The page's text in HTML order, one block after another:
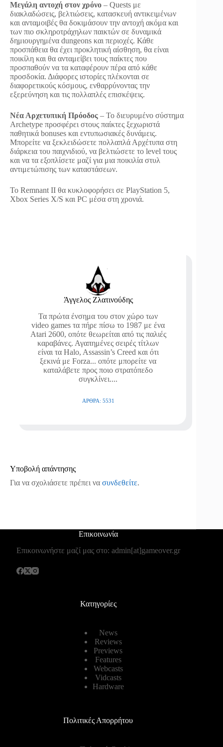
Μεγάλη αντοχή στον χρόνο – Quests με
διακλαδώσεις, βελτιώσεις, κατασκευή αντικειμένων
και ανταμοιβές θα δοκιμάσουν την αντοχή ακόμα και
των πιο σκληροτράχηλων παικτών σε δυναμικά
δημιουργημένα dungeons και περιοχές. Κάθε
προσπάθεια θα έχει προκλητική αίσθηση, θα είναι
ποικίλη και θα ανταμείβει τους παίκτες που
προσπαθούν να τα καταφέρουν πέρα από κάθε
προσδοκία. Διάφορες ιστορίες πλέκονται σε
διαφορετικούς κόσμους, ενθαρρύνοντας την
εξερεύνηση και τις πολλαπλές επισκέψεις.
Νέα Αρχετυπική Πρόοδος – Το διευρυμένο σύστημα
Archetype προσφέρει στους παίκτες ξεχωριστά
παθητικά bonuses και εντυπωσιακές δυνάμεις.
Μπορείτε να ξεκλειδώσετε πολλαπλά Αρχέτυπα στη
διάρκεια του παιχνιδιού, να βελτιώσετε το level τους
και να τα εξοπλίσετε μαζί για μια ποικιλία στυλ
αντιμετώπισης των καταστάσεων.
Το Remnant II θα κυκλοφορήσει σε PlayStation 5,
Xbox Series X/S και PC μέσα στη χρονιά.
Άγγελος Ζλατινούδης
Τα πρώτα ένσημα του στον χώρο των
video games τα πήρε πίσω το 1987 με ένα
Atari 2600, οπότε θεωρείται από τις παλιές
καραβάνες. Αγαπημένες σειρές τίτλων
είναι τα Halo, Assassin’s Creed και ότι
ξεκινά με Forza... οπότε μπορείτε να
καταλάβετε προς ποιο στρατόπεδο
συγκλίνει....
ΆΡΘΡΑ: 5531
Υποβολή απάντησης
Για να σχολιάσετε πρέπει να συνδεθείτε.
Επικοινωνία
Επικοινωνήστε μαζί μας στο: admin[at]gameover.gr
Κατηγορίες
News
Reviews
Previews
Features
Webcasts
Vidcasts
Hardware
Πολιτικές Απορρήτου